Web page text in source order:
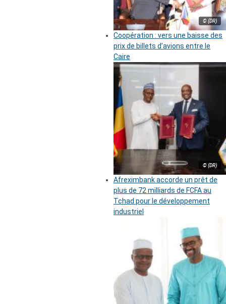
© (DR)
Coopération : vers une baisse des
prix de billets d’avions entre le
Caire
© (DR)
Afreximbank accorde un prêt de
plus de 72 milliards de FCFA au
Tchad pour le développement
industriel